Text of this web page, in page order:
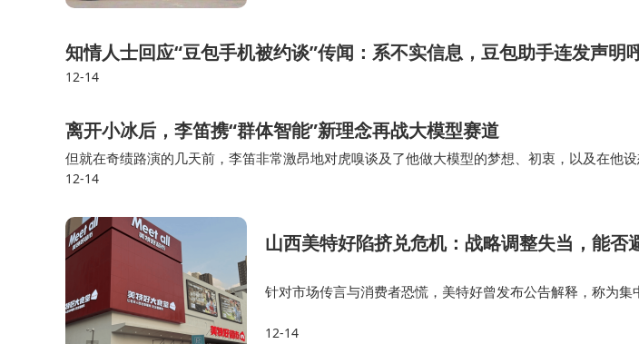
题已从“是否违规”转向“价值取向引导”，治理路径应从规范约束转向价值嵌入。华
治理重心应前移至内容生成环节，通过提升AI内容可识别性守护新闻真实性。复旦大
问题需结合社会心态研究，通过跨学科实践推进治理创新。
论坛首发《互联网与国家治理发展报告（2025）》蓝皮书，系统梳理人工智能
志安、卢家银主编，包含18篇专题研究，运用质化与量化方法探讨算法歧视、数据
台内容供给提出新要求。报告建议未来在AI治理、内容生态优化等领域推进制度创新
当日下午，两场平行分论坛同步举行。与会者围绕AI版权侵权、社交媒体传播、
知情人士回应“豆包手机被约谈”传闻：系不实信息，豆包助手连发声明
12-14
离开小冰后，李笛携“群体智能”新理念再战大模型赛道
但就在奇绩路演的几天前，李笛非常激昂地对虎嗅谈及了他做大模型的梦想、初衷，以及在他
子。 这是一个在当前国内大模型语境下仍然相对陌生的概念：真正能解决复杂问题的，不是一
12-14
山西美特好陷挤兑危机：战略调整失当，能否
针对市场传言与消费者恐慌，美特好曾发布公告解释，称为
尽管有了官方介入和企业的整改承诺，…
12-14